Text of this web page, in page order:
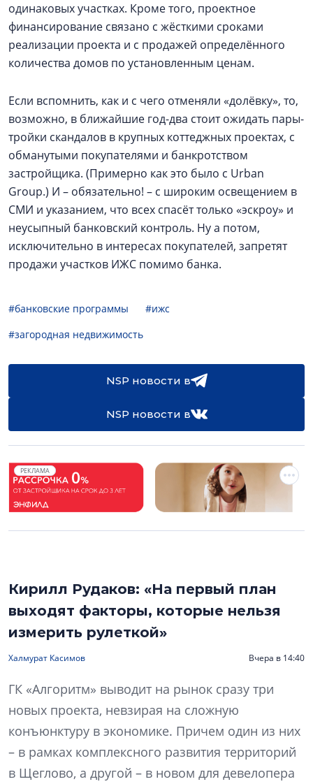
одинаковых участках. Кроме того, проектное
финансирование связано с жёсткими сроками
реализации проекта и с продажей определённого
количества домов по установленным ценам.
Если вспомнить, как и с чего отменяли «долёвку», то,
возможно, в ближайшие год-два стоит ожидать пары-
тройки скандалов в крупных коттеджных проектах, с
обманутыми покупателями и банкротством
застройщика. (Примерно как это было с Urban
Group.) И – обязательно! – с широким освещением в
СМИ и указанием, что всех спасёт только «эскроу» и
неусыпный банковский контроль. Ну а потом,
исключительно в интересах покупателей, запретят
продажи участков ИЖС помимо банка.
#банковские программы
#ижс
#загородная недвижимость
NSP новости в
NSP новости в
РЕКЛАМА
Кирилл Рудаков: «На первый план
выходят факторы, которые нельзя
измерить рулеткой»
Халмурат Касимов Вчера в 14:40
ГК «Алгоритм» выводит на рынок сразу три
новых проекта, невзирая на сложную
конъюнктуру в экономике. Причем один из них
– в рамках комплексного развития территорий
в Щеглово, а другой – в новом для девелопера